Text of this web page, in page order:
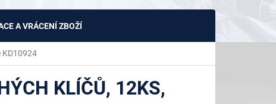
A VRÁCENÍ ZBOŽÍ
KD10924
KLÍČŮ, 12KS,